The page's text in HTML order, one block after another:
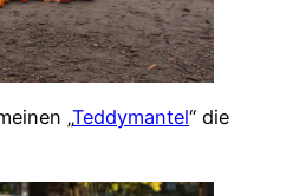
„Teddymantel“ die